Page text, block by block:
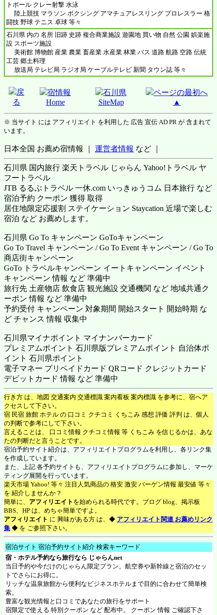
トボール クレー射撃 水泳
陸上競技 マラソン ボクシング アマチュアレスリング プロレスラー 格
闘技 野球 テニス 卓球 等々
石川県 内の 名所 旧跡 史跡 複合商業施設 遊園地 買い物 自然 公園 娯楽施
設 スポーツ施設
美術館 博物館 産業 農業 畜産業 水産業 林業 バス 道路 航路 空路 伝統
工芸 郷土料理
放送局 テレビ局 ラジオ局 ケーブルテレビ 新聞 タウン誌 等々
戻
る
宿情報
Home
石川県
SiteMap
ページの最初へ
▲
※ 当サイト には アフィリエイト を利用した 広告 宣伝 AD PR が 含まれて
います。
日本全国 お薦め宿情報 ｜ 運営者情報 など ｜
石川県 国内旅行 楽天トラベル じゃらん Yahoo!トラベル ヤ
フートラベル
JTB るるぶトラベル 一休.com いっきゅうコム 日本旅行 など
宿泊予約 クーポン 獲得 取得
居住地限定応援割 ステイケーション Staycation 近場で楽しむ
宿泊 など お薦めします。
石川県 Go To キャンペーン GoToキャンペーン
Go To Travel キャンペーン / Go To Event キャンペーン / Go To
商店街キャンペーン
GoTo トラベルキャンペーン イートキャンペーン イベント
キャンペーン 情報 など 準備中
旅行先 土産物店 飲食店 観光施設 交通機関 など 地域共通ク
ーポン 情報 など 準備中
予約受付 キャンペーン 対象期間 開始スタート 開始時期 な
ど チャンス 情報 収集中
石川県マイナポイント マイナンバーカード
プレミアムポイント 石川県版プレミアムポイント 自治体ポ
イント 石川県ポイント
電子マネー プリペイドカード QRコード クレジットカード
デビットカード 情報 など 準備中
行き方 は、地図 交通案内 交通標識 案内看板 案内標識 を参考に、宿へア
クセスして下さい。
宿 民宿 旅館 ホテル の 口コミ クチコミ くちこみ 感想 評価 評判 は、個人
の判断で参考にして下さい。
言えることは、 口コミ情報 クチコミ情報 等 くちこみ を信じるかは、あな
たの判断だと言うことです。
宿泊予約サイト紹介は、アフィリエイトプログラムを利用し、各リンク集
を作成しています。
また、上記 各予約サイトも、アフィリエイトプログラムに参加し、マーケ
ティング展開を行っています。
楽天市場 Yahoo! 等々 注目人気商品の 格安 激安 バーゲン情報 最安値 等々
を 紹介しませんか？
簡単に、 アフィリエイト を始められる時代です。ブログ blog、掲示板
BBS、HP は、めちゃ簡単ですよ。
アフィリエイト に 興味がある方 は、◆ アフィリエイト関連 お薦めリンク
集 ◆ を ご参照下さい。
宿泊サイト 宿泊予約サイト紹介 検索キーワード
宿・ホテル予約なら旅行なら じゃらんnet
当日予約や今だけのじゃらん限定プラン。航空券や新幹線と宿泊のセッ
トでさらにお得に。
リッチな温泉旅館から便利なビジネスホテルまで目的に合わせて簡単検
索。
豊富な観光情報と口コミであなたの旅行をサポート
宿限定で使える 特別クーポン など 配布中。 クーポン 情報 ご確認下さ